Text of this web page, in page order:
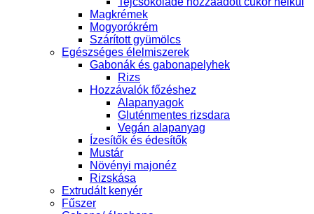
Magkrémek
Mogyorókrém
Szárított gyümölcs
Egészséges élelmiszerek
Gabonák és gabonapelyhek
Rizs
Hozzávalók főzéshez
Alapanyagok
Gluténmentes rizsdara
Vegán alapanyag
Ízesítők és édesítők
Mustár
Növényi majonéz
Rizskása
Extrudált kenyér
Fűszer